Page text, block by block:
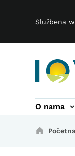
Službena
O nama
Početna